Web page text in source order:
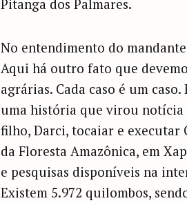
Pitanga dos Palmares.
No entendimento do
Aqui há outro fato que
agrárias. Cada caso é um
uma história que virou notícia
filho, Darci, tocaiar e executar
da Floresta Amazônica, em
e pesquisas disponíveis na
Existem 5.972 quilombos,